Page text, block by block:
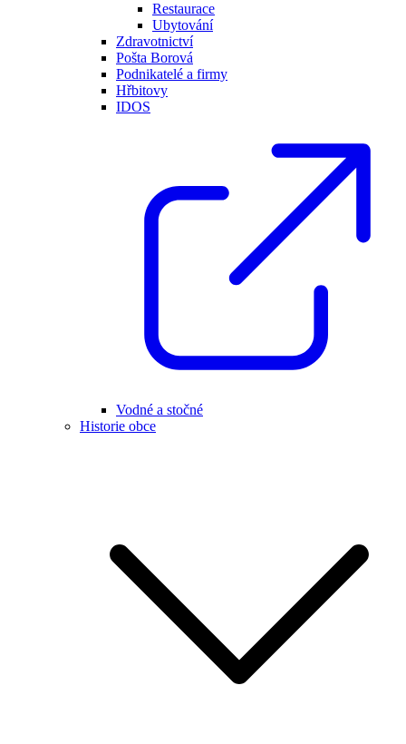
Restaurace
Ubytování
Zdravotnictví
Pošta Borová
Podnikatelé a firmy
Hřbitovy
IDOS
Vodné a stočné
Historie obce